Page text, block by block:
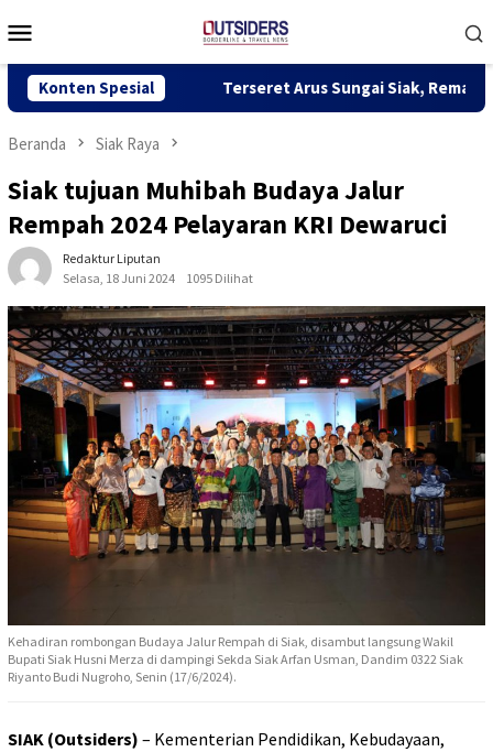
ke
Mobile
Konten Spesial
Terseret Arus Sungai Siak, Remaja 13 Tahun
Beranda Siak Raya
Siak tujuan Muhibah Budaya Jalur
Rempah 2024 Pelayaran KRI Dewaruci
Redaktur Liputan
Selasa, 18 Juni 2024
1095 Dilihat
Kehadiran rombongan Budaya Jalur Rempah di Siak, disambut langsung Wakil
Bupati Siak Husni Merza di dampingi Sekda Siak Arfan Usman, Dandim 0322 Siak
Riyanto Budi Nugroho, Senin (17/6/2024).
SIAK (Outsiders) – Kementerian Pendidikan, Kebudayaan,